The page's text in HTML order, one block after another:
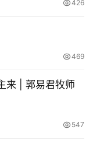
426
469
来 | 郭易君牧师
547